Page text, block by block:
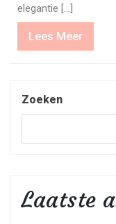
elegantie […]
Lees MeerLees
Meer
Zoeken
Laatste